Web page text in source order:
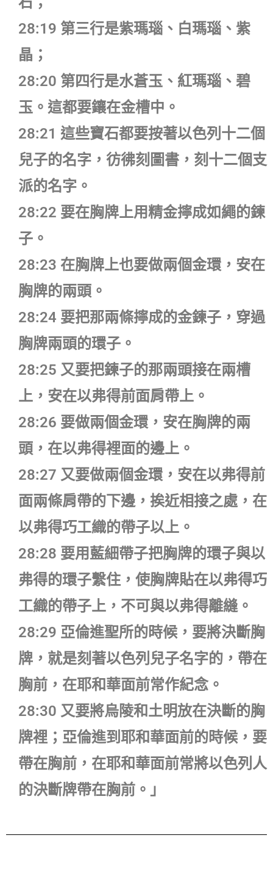
28:19 第三行是紫瑪瑙、白瑪瑙、紫
晶；
28:20 第四行是水蒼玉、紅瑪瑙、碧
玉。這都要鑲在金槽中。
28:21 這些寶石都要按著以色列十二個
兒子的名字，彷彿刻圖書，刻十二個支
派的名字。
28:22 要在胸牌上用精金擰成如繩的鍊
子。
28:23 在胸牌上也要做兩個金環，安在
胸牌的兩頭。
28:24 要把那兩條擰成的金鍊子，穿過
胸牌兩頭的環子。
28:25 又要把鍊子的那兩頭接在兩槽
上，安在以弗得前面肩帶上。
28:26 要做兩個金環，安在胸牌的兩
頭，在以弗得裡面的邊上。
28:27 又要做兩個金環，安在以弗得前
面兩條肩帶的下邊，挨近相接之處，在
以弗得巧工織的帶子以上。
28:28 要用藍細帶子把胸牌的環子與以
弗得的環子繫住，使胸牌貼在以弗得巧
工織的帶子上，不可與以弗得離縫。
28:29 亞倫進聖所的時候，要將決斷胸
牌，就是刻著以色列兒子名字的，帶在
胸前，在耶和華面前常作紀念。
28:30 又要將烏陵和土明放在決斷的胸
牌裡；亞倫進到耶和華面前的時候，要
帶在胸前，在耶和華面前常將以色列人
的決斷牌帶在胸前。」